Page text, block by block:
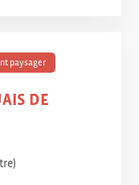
paysager
DE
)